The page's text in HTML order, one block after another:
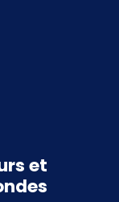
et